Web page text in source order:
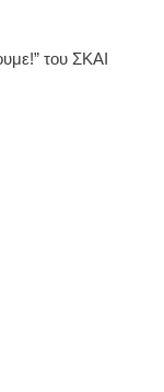
του ΣΚΑΙ